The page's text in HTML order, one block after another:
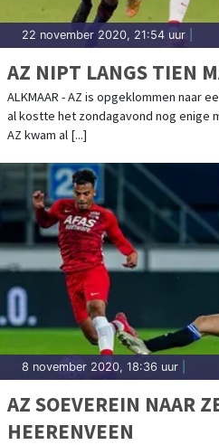
22 november 2020, 21:54 uur
AZ NIPT LANGS TIEN
ALKMAAR - AZ is opgeklommen naar
al kostte het zondagavond nog enige
AZ kwam al [...]
8 november 2020, 18:36 uur
AZ SOEVEREIN NAAR
HEERENVEEN